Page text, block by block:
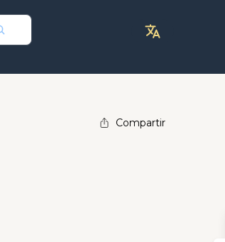
Compartir